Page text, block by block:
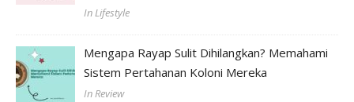
In Lifestyle
Mengapa Rayap Sulit Dihilangkan? Memahami
Sistem Pertahanan Koloni Mereka
In Review